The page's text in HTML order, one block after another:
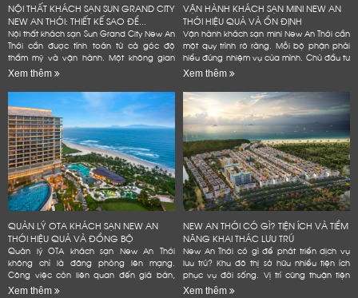
NỘI THẤT KHÁCH SẠN SUN GRAND CITY
NEW AN THỚI: THIẾT KẾ SAO ĐỂ...
Nội thất khách sạn Sun Grand City New An
Thới cần được tính toán từ cả góc độ
thẩm mỹ và vận hành. Một không gian
đẹp có thể tạo ấn tượng ban đầu. Tuy
Xem thêm
VẬN HÀNH KHÁCH SẠN MINI NEW AN
THỚI HIỆU QUẢ VÀ ỔN ĐỊNH
Vận hành khách sạn mini New An Thới cần
một quy trình rõ ràng. Mỗi bộ phận phải
hiểu đúng nhiệm vụ của mình. Chủ đầu tư
cũng cần kiểm soát phòng, giá bán và
Xem thêm
QUẢN LÝ OTA KHÁCH SẠN NEW AN
THỚI HIỆU QUẢ VÀ ĐỒNG BỘ
Quản lý OTA khách sạn New An Thới
không chỉ là đăng phòng lên mạng.
Công việc còn liên quan đến giá bán,
tồn phòng và đánh giá. Một quy trình rõ
Xem thêm
NEW AN THỚI CÓ GÌ? TIỆN ÍCH VÀ TIỀM
NĂNG KHAI THÁC LƯU TRÚ
New An Thới có gì để phát triển dịch vụ
lưu trú? Khu đô thị sở hữu nhiều tiện ích
phục vụ đời sống. Vị trí cũng thuận tiện
kết nối các điểm đến tại Nam đảo. Đây
Xem thêm